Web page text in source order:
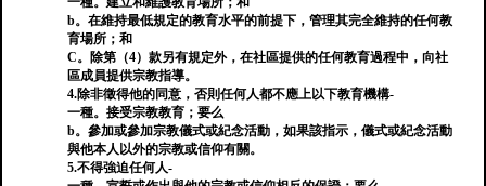
b。在維持最低規定的教育水平的前提下，管理其完全維持的任何教
育場所；和
C。除第（4）款另有規定外，在社區提供的任何教育過程中，向社
區成員提供宗教指導。
4.除非徵得他的同意，否則任何人都不應上以下教育機構-
一種。接受宗教教育；要么
b。參加或參加宗教儀式或紀念活動，如果該指示，儀式或紀念活動
與他本人以外的宗教或信仰有關。
5.不得強迫任何人-